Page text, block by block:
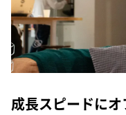
成長スピードに